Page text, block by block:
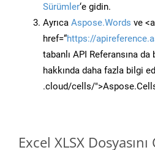
Sürümler‘e gidin.
Ayrıca Aspose.Words ve <a
href=“https://
tabanlı API Referansına da
hakkında daha fazla bilgi
.cloud/cells/
Excel XLSX